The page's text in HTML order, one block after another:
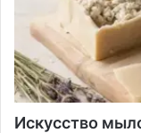
Искусство